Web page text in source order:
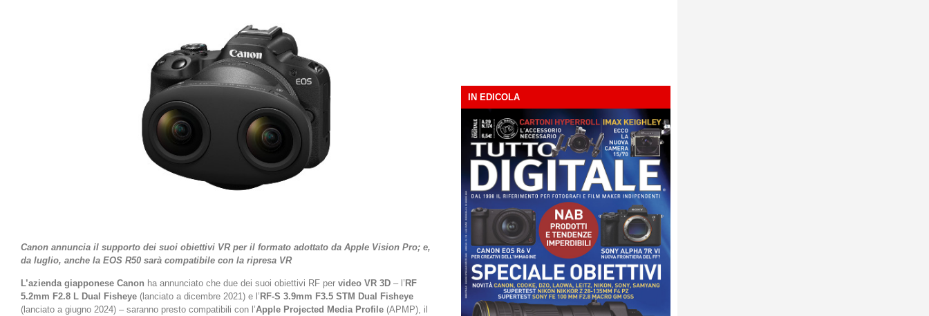
Canon annuncia il supporto dei suoi obiettivi VR per il formato adottato da Apple Vision Pro; e,
da luglio, anche la EOS R50 sarà compatibile con la ripresa VR
L’azienda giapponese Canon ha annunciato che due dei suoi obiettivi RF per video VR 3D – l’ RF
5.2mm F2.8 L Dual Fisheye (lanciato a dicembre 2021) e l’ RF-S 3.9mm F3.5 STM Dual Fisheye
(lanciato a giugno 2024) – saranno presto compatibili con l’Apple Projected Media Profile (APMP), il
IN EDICOLA